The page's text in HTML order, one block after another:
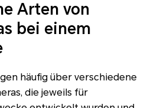
Arten von
bei einem
häufig über verschiedene
die jeweils für